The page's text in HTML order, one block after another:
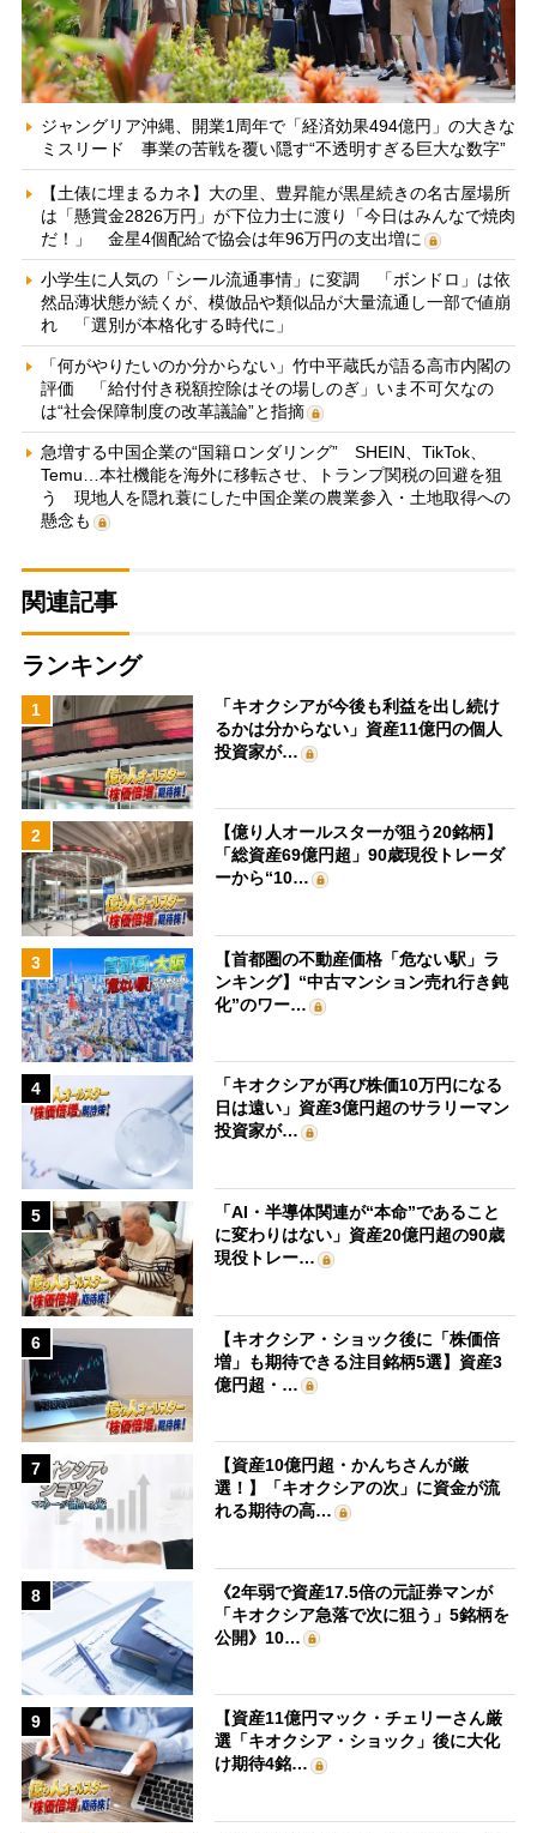
ジャングリア沖縄、開業1周年で「経済効果494億円」の大きな
ミスリード 事業の苦戦を覆い隠す“不透明すぎる巨大な数字”
【土俵に埋まるカネ】大の里、豊昇龍が黒星続きの名古屋場所
は「懸賞金2826万円」が下位力士に渡り「今日はみんなで焼肉
だ！」 金星4個配給で協会は年96万円の支出増に
小学生に人気の「シール流通事情」に変調 「ボンドロ」は依
然品薄状態が続くが、模倣品や類似品が大量流通し一部で値崩
れ 「選別が本格化する時代に」
「何がやりたいのか分からない」竹中平蔵氏が語る高市内閣の
評価 「給付付き税額控除はその場しのぎ」いま不可欠なの
は“社会保障制度の改革議論”と指摘
急増する中国企業の“国籍ロンダリング” SHEIN、TikTok、
Temu…本社機能を海外に移転させ、トランプ関税の回避を狙
う 現地人を隠れ蓑にした中国企業の農業参入・土地取得への
懸念も
関連記事
ランキング
1
「キオクシアが今後も利益を出し続け
るかは分からない」資産11億円の個人
投資家が…
2
【億り人オールスターが狙う20銘柄】
「総資産69億円超」90歳現役トレーダ
ーから“10…
3
【首都圏の不動産価格「危ない駅」ラ
ンキング】“中古マンション売れ行き鈍
化”のワー…
4
「キオクシアが再び株価10万円になる
日は遠い」資産3億円超のサラリーマン
投資家が…
5
「AI・半導体関連が“本命”であること
に変わりはない」資産20億円超の90歳
現役トレー…
6
【キオクシア・ショック後に「株価倍
増」も期待できる注目銘柄5選】資産3
億円超・…
7
【資産10億円超・かんちさんが厳
選！】「キオクシアの次」に資金が流
れる期待の高…
8
《2年弱で資産17.5倍の元証券マンが
「キオクシア急落で次に狙う」5銘柄を
公開》10…
9
【資産11億円マック・チェリーさん厳
選「キオクシア・ショック」後に大化
け期待4銘…